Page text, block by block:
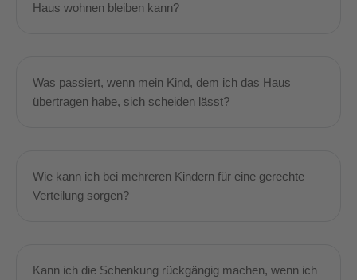
Haus wohnen bleiben kann?
Was passiert, wenn mein Kind, dem ich das Haus
übertragen habe, sich scheiden lässt?
Wie kann ich bei mehreren Kindern für eine gerechte
Verteilung sorgen?
Kann ich die Schenkung rückgängig machen, wenn ich